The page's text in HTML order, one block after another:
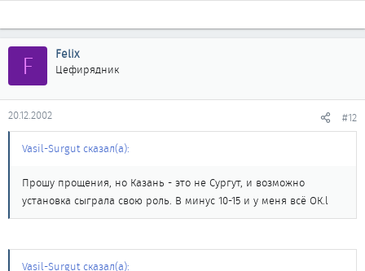
F Felix
Цефирядник
20.12.2002 #12
Vasil-Surgut сказал(а):
Прошу прощения, но Казань - это не Сургут, и возможно
установка сыграла свою роль. В минус 10-15 и у меня всё ОК.l
Vasil-Surgut сказал(а):